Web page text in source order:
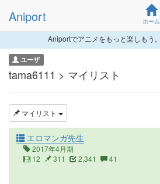
Aniport ホーム
Aniportでアニメをもっと楽しもう。
ユーザ
tama6111 > マイリスト
マイリスト
エロマンガ先生
2017年4月期
12
311 2,341 41